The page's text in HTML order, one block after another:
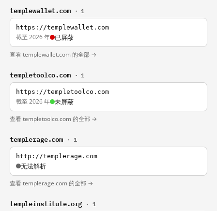
templewallet.com · 1
https://templewallet.com
截至 2026 年 已屏蔽
查看 templewallet.com 的全部 →
templetoolco.com · 1
https://templetoolco.com
截至 2026 年 未屏蔽
查看 templetoolco.com 的全部 →
templerage.com · 1
http://templerage.com
无法解析
查看 templerage.com 的全部 →
templeinstitute.org · 1